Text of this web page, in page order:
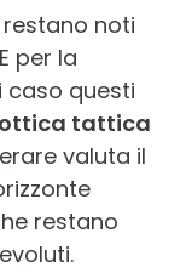
restano noti
per la
caso questi
tattica
valuta il
restano